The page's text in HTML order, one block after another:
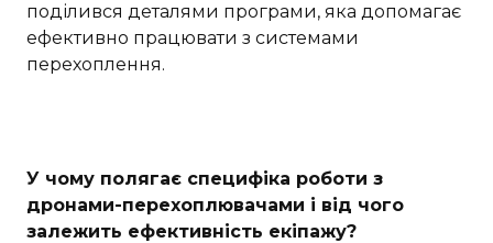
поділився деталями програми, яка допомагає
ефективно працювати з системами
перехоплення.
У чому полягає специфіка роботи з
дронами-перехоплювачами і від чого
залежить ефективність екіпажу?